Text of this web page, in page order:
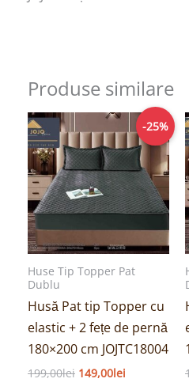
Produse similare
-25%
Huse Tip Topper Pat
Dublu
Husă Pat tip Topper cu
elastic + 2 fețe de pernă
180×200 cm JOJTC18004
199,00lei
Prețul
inițial
a
fost:
199,00lei.
149,00lei
Prețul
curent
este:
149,00lei.